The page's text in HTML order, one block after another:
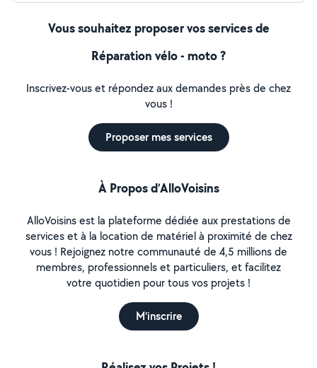
Vous souhaitez proposer vos services de
Réparation vélo - moto ?
Inscrivez-vous et répondez aux demandes près de chez
vous !
Proposer mes services
À Propos d’AlloVoisins
AlloVoisins est la plateforme dédiée aux prestations de
services et à la location de matériel à proximité de chez
vous ! Rejoignez notre communauté de 4,5 millions de
membres, professionnels et particuliers, et facilitez
votre quotidien pour tous vos projets !
M'inscrire